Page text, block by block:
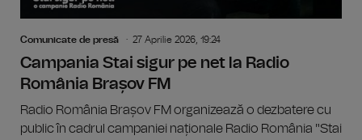
Comunicate de presă 27 Aprilie 2026, 19:24
Campania Stai sigur pe net la Radio
România Brașov FM
Radio România Brașov FM organizează o dezbatere cu
public în cadrul campaniei naționale Radio România "Stai